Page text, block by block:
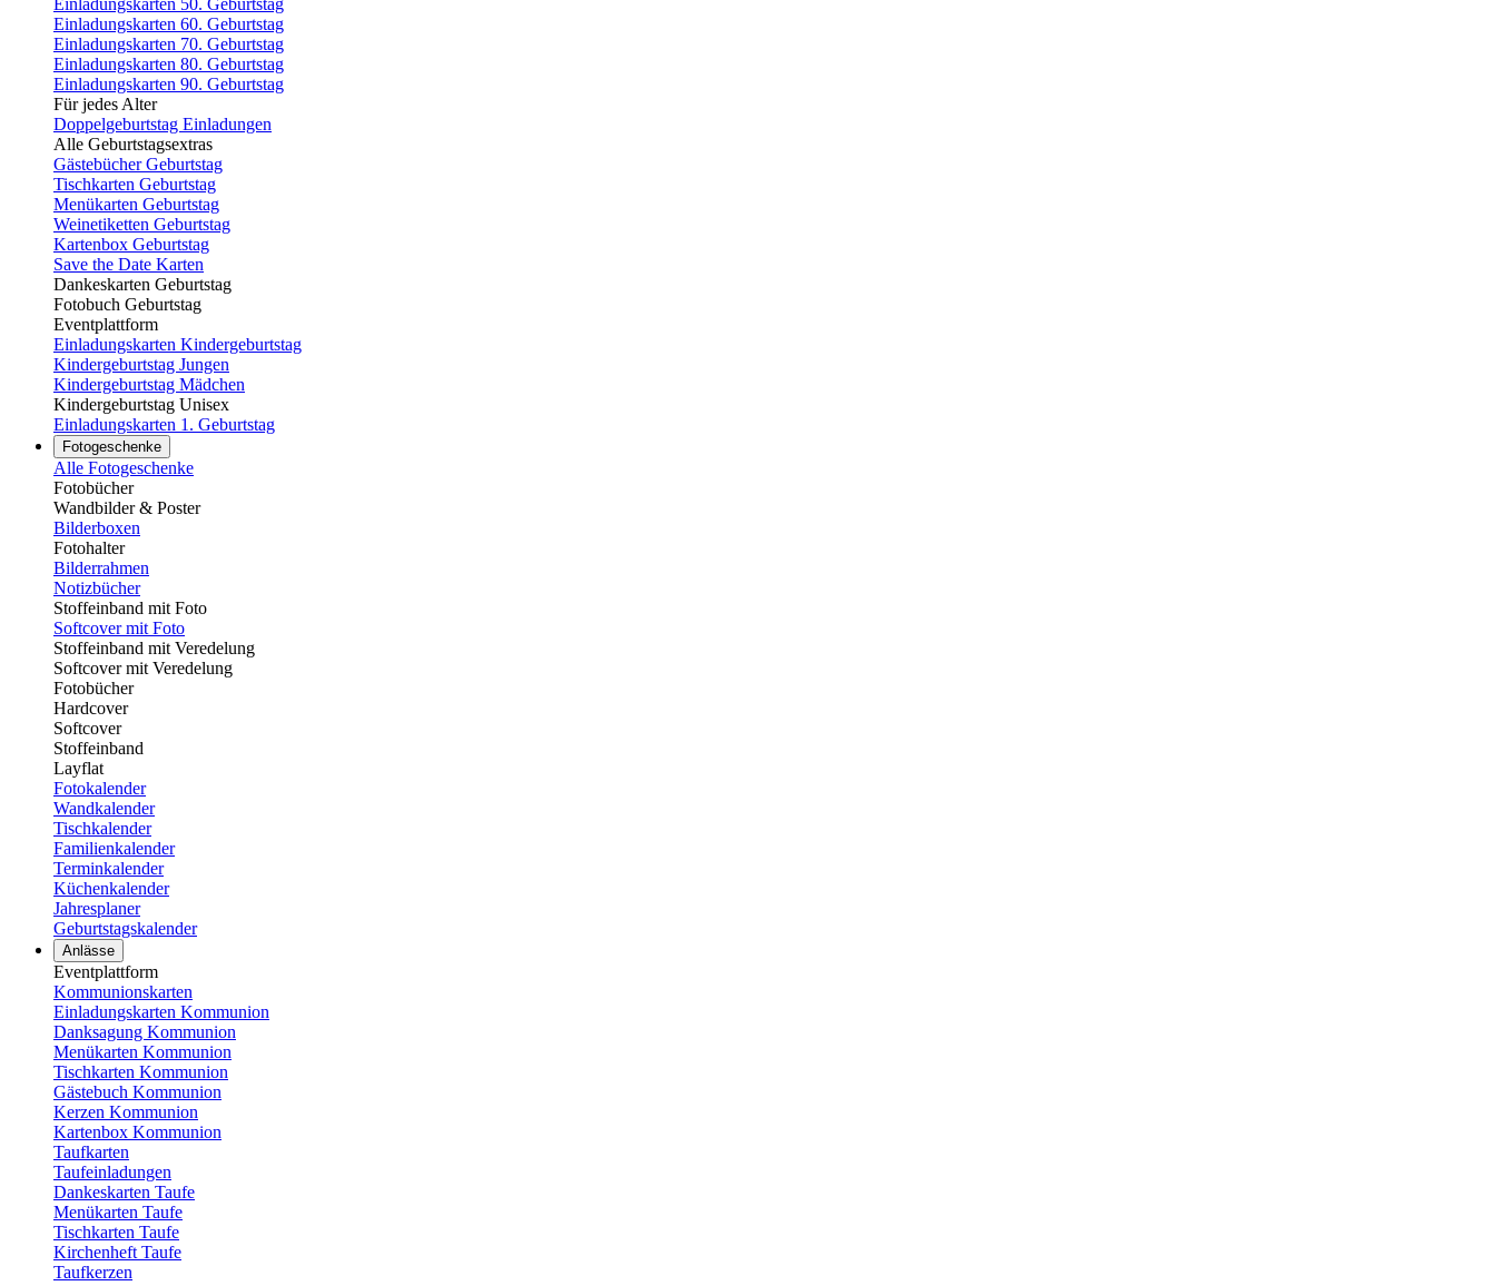
Einladungskarten 50. Geburtstag
Einladungskarten 60. Geburtstag
Einladungskarten 70. Geburtstag
Einladungskarten 80. Geburtstag
Einladungskarten 90. Geburtstag
Für jedes Alter
Doppelgeburtstag Einladungen
Alle Geburtstagsextras
Gästebücher Geburtstag
Tischkarten Geburtstag
Menükarten Geburtstag
Weinetiketten Geburtstag
Kartenbox Geburtstag
Save the Date Karten
Dankeskarten Geburtstag
Fotobuch Geburtstag
Eventplattform
Einladungskarten Kindergeburtstag
Kindergeburtstag Jungen
Kindergeburtstag Mädchen
Kindergeburtstag Unisex
Einladungskarten 1. Geburtstag
Fotogeschenke
Alle Fotogeschenke
Fotobücher
Wandbilder & Poster
Bilderboxen
Fotohalter
Bilderrahmen
Notizbücher
Stoffeinband mit Foto
Softcover mit Foto
Stoffeinband mit Veredelung
Softcover mit Veredelung
Fotobücher
Hardcover
Softcover
Stoffeinband
Layflat
Fotokalender
Wandkalender
Tischkalender
Familienkalender
Terminkalender
Küchenkalender
Jahresplaner
Geburtstagskalender
Anlässe
Eventplattform
Kommunionskarten
Einladungskarten Kommunion
Danksagung Kommunion
Menükarten Kommunion
Tischkarten Kommunion
Gästebuch Kommunion
Kerzen Kommunion
Kartenbox Kommunion
Taufkarten
Taufeinladungen
Dankeskarten Taufe
Menükarten Taufe
Tischkarten Taufe
Kirchenheft Taufe
Taufkerzen